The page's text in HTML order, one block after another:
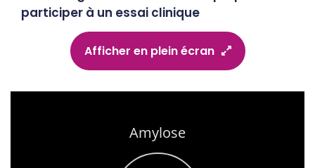
participer à un essai clinique
Afficher en plein écran